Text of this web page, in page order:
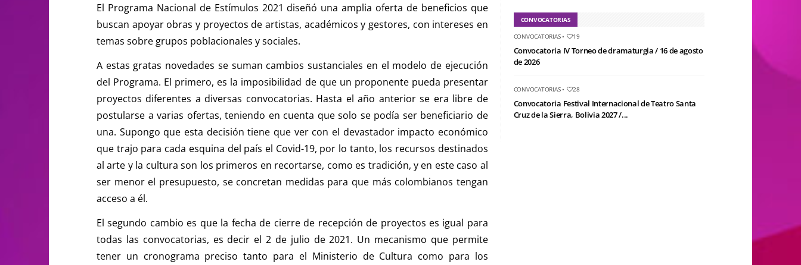
El Programa Nacional de Estímulos 2021 diseñó una amplia oferta de beneficios que
buscan apoyar obras y proyectos de artistas, académicos y gestores, con intereses en
temas sobre grupos poblacionales y sociales.
A estas gratas novedades se suman cambios sustanciales en el modelo de ejecución
del Programa. El primero, es la imposibilidad de que un proponente pueda presentar
proyectos diferentes a diversas convocatorias. Hasta el año anterior se era libre de
postularse a varias ofertas, teniendo en cuenta que solo se podía ser beneficiario de
una. Supongo que esta decisión tiene que ver con el devastador impacto económico
que trajo para cada esquina del país el Covid-19, por lo tanto, los recursos destinados
al arte y la cultura son los primeros en recortarse, como es tradición, y en este caso al
ser menor el presupuesto, se concretan medidas para que más colombianos tengan
acceso a él.
El segundo cambio es que la fecha de cierre de recepción de proyectos es igual para
todas las convocatorias, es decir el 2 de julio de 2021. Un mecanismo que permite
tener un cronograma preciso tanto para el Ministerio de Cultura como para los
CONVOCATORIAS
CONVOCATORIAS• 19
Convocatoria IV Torneo de dramaturgia / 16 de agosto
de 2026
CONVOCATORIAS• 28
Convocatoria Festival Internacional de Teatro Santa
Cruz de la Sierra, Bolivia 2027 /...